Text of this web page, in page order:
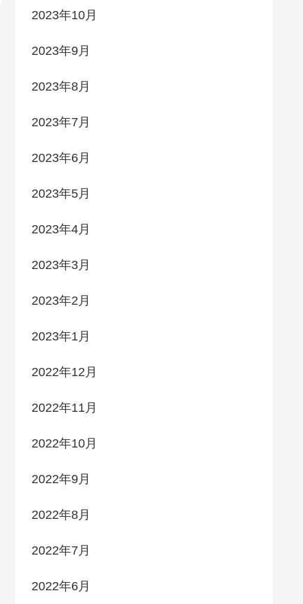
2023年10月
2023年9月
2023年8月
2023年7月
2023年6月
2023年5月
2023年4月
2023年3月
2023年2月
2023年1月
2022年12月
2022年11月
2022年10月
2022年9月
2022年8月
2022年7月
2022年6月